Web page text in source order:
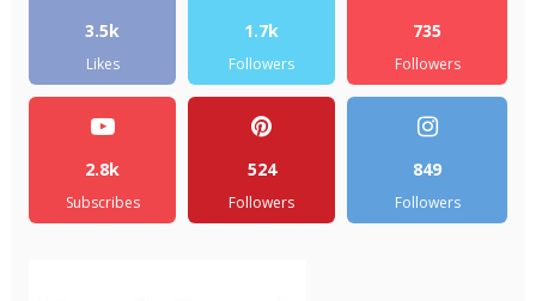
3.5k
Likes
1.7k
Followers
735
Followers
2.8k
Subscribes
524
Followers
849
Followers